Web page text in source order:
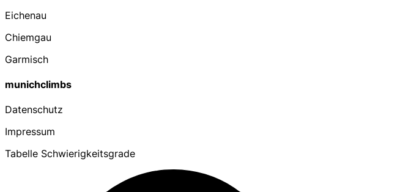
Eichenau
Chiemgau
Garmisch
munichclimbs
Datenschutz
Impressum
Tabelle Schwierigkeitsgrade